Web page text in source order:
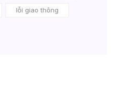
lỗi giao thông